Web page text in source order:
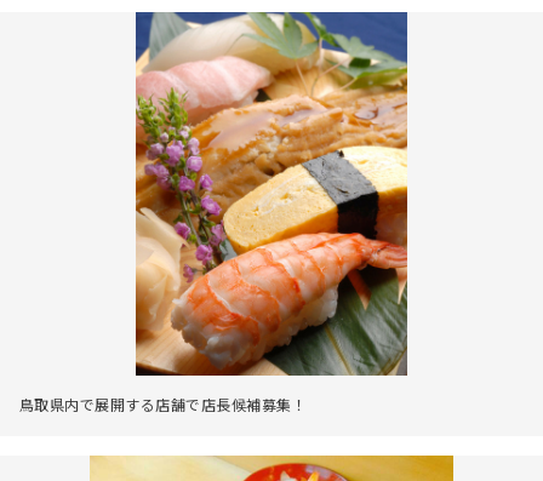
鳥取県内で展開する店舗で店長候補募集！